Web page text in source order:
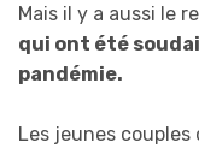
Mais il y a aussi le
qui ont été
pandémie.
Les jeunes couples